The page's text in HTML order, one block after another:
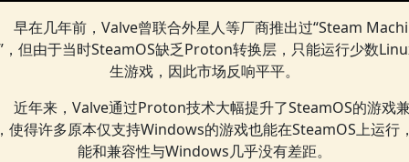
早在几年前，Valve曾联合外星人等厂商推出过“Steam
，但由于当时SteamOS缺乏Proton转换层，只能运行少数
生游戏，因此市场反响平平。
近年来，Valve通过Proton技术大幅提升了SteamOS的游戏
使得许多原本仅支持Windows的游戏也能在SteamOS上运行
能和兼容性与Windows几乎没有差距。